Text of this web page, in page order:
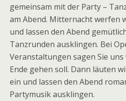
gemeinsam mit der Party –
am Abend. Mitternacht werfen
und lassen den Abend
Tanzrunden ausklingen. Bei
Veranstaltungen sagen Sie
Ende gehen soll. Dann läuten
ein und lassen den Abend
Partymusik ausklingen.